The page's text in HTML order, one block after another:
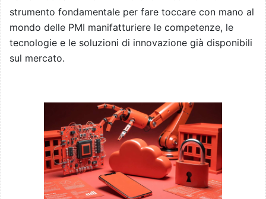
strumento fondamentale per fare toccare con mano al
mondo delle PMI manifatturiere le competenze, le
tecnologie e le soluzioni di innovazione già disponibili
sul mercato.